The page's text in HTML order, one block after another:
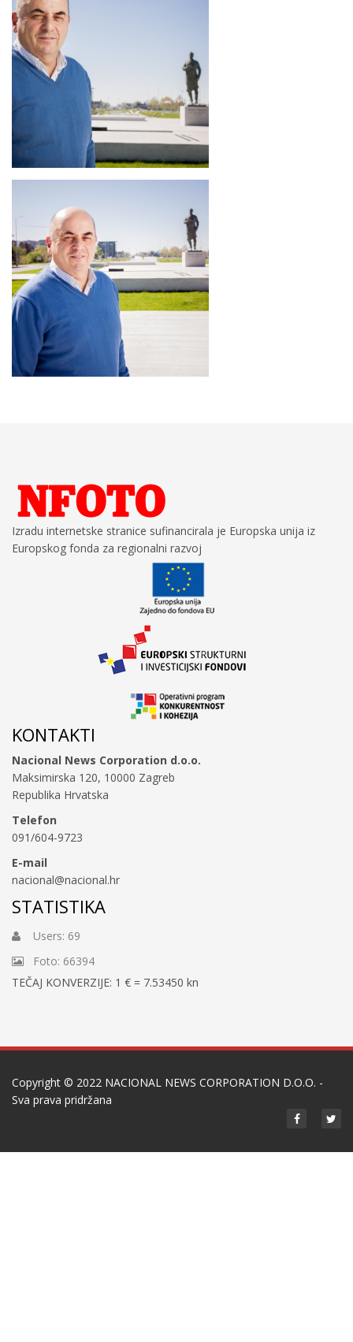
Izradu internetske stranice sufinancirala je Europska unija iz
Europskog fonda za regionalni razvoj
KONTAKTI
Nacional News Corporation d.o.o.
Maksimirska 120, 10000 Zagreb
Republika Hrvatska
Telefon
091/604-9723
E-mail
nacional@nacional.hr
STATISTIKA
Users: 69
Foto: 66394
TEČAJ KONVERZIJE: 1 € = 7.53450 kn
Copyright © 2022 NACIONAL NEWS CORPORATION D.O.O. -
Sva prava pridržana